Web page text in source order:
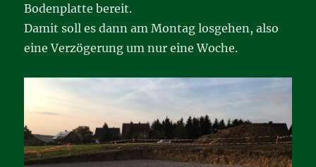
Bodenplatte bereit.
Damit soll es dann am Montag losgehen, also
eine Verzögerung um nur eine Woche.